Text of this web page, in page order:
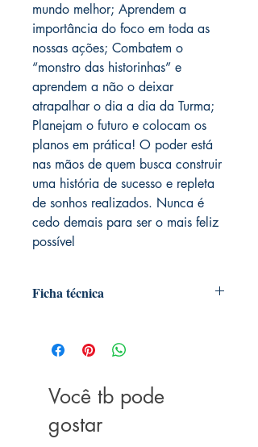
mundo melhor; Aprendem a
importância do foco em toda as
nossas ações; Combatem o
“monstro das historinhas” e
aprendem a não o deixar
atrapalhar o dia a dia da Turma;
Planejam o futuro e colocam os
planos em prática! O poder está
nas mãos de quem busca construir
uma história de sucesso e repleta
de sonhos realizados. Nunca é
cedo demais para ser o mais feliz
possível
Ficha técnica
Sousa
Editora ‏ : ‎ Gente; 6ª edição (30 julho
Idioma ‏ : ‎ Português
Capa comum ‏ : ‎ 96 páginas
ISBN ‏ : ‎ 978-8545202660
Você tb pode
gostar